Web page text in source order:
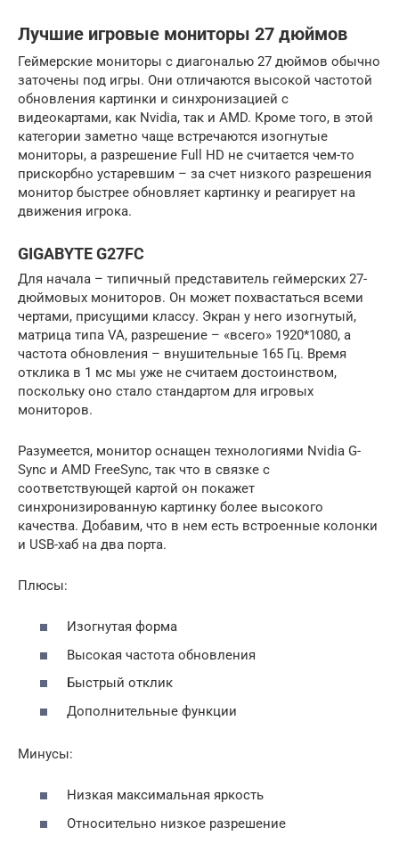
Лучшие игровые мониторы 27 дюймов
Геймерские мониторы с диагональю 27 дюймов обычно
заточены под игры. Они отличаются высокой частотой
обновления картинки и синхронизацией с
видеокартами, как Nvidia, так и AMD. Кроме того, в этой
категории заметно чаще встречаются изогнутые
мониторы, а разрешение Full HD не считается чем-то
прискорбно устаревшим – за счет низкого разрешения
монитор быстрее обновляет картинку и реагирует на
движения игрока.
GIGABYTE G27FC
Для начала – типичный представитель геймерских 27-
дюймовых мониторов. Он может похвастаться всеми
чертами, присущими классу. Экран у него изогнутый,
матрица типа VA, разрешение – «всего» 1920*1080, а
частота обновления – внушительные 165 Гц. Время
отклика в 1 мс мы уже не считаем достоинством,
поскольку оно стало стандартом для игровых
мониторов.
Разумеется, монитор оснащен технологиями Nvidia G-
Sync и AMD FreeSync, так что в связке с
соответствующей картой он покажет
синхронизированную картинку более высокого
качества. Добавим, что в нем есть встроенные колонки
и USB-хаб на два порта.
Плюсы:
Изогнутая форма
Высокая частота обновления
Быстрый отклик
Дополнительные функции
Минусы:
Низкая максимальная яркость
Относительно низкое разрешение